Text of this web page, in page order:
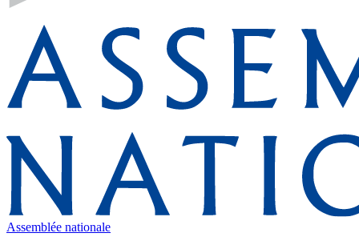
Assemblée nationale